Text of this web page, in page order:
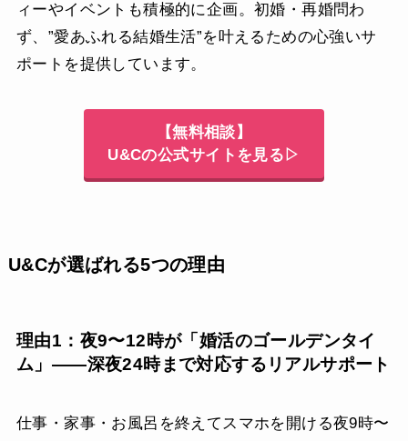
ィーやイベントも積極的に企画。初婚・再婚問わ
ず、”愛あふれる結婚生活”を叶えるための心強いサ
ポートを提供しています。
【無料相談】
U&Cの公式サイトを見る▷
U&Cが選ばれる5つの理由
理由1：夜9〜12時が「婚活のゴールデンタイ
ム」——深夜24時まで対応するリアルサポート
仕事・家事・お風呂を終えてスマホを開ける夜9時〜